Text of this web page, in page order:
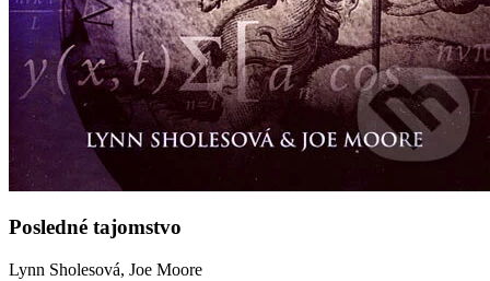
Posledné tajomstvo
Lynn Sholesová, Joe Moore